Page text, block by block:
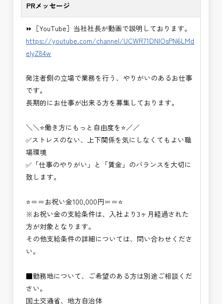
・施工体制調査員
・建設プロジェクト・マネジメント業務
※応募書類等の送付方法につきましては、基本的に
Ｅメールで送付
頂きたいと思います。
PRメッセージ
⏩［YouTube］当社社長が動画で説明しております。
https://youtube.com/channel/UCWR71DNlOsPN6LMd
eIyZ84w
発注者側の立場で業務を行う、やりがいのあるお仕事
です。
長期的にお仕事が出来る方を募集しております。
＼＼⭐働き方にもっと自由度を⭐／／
✅ストレスのない、上下関係を気にしなくてもよい職
場環境
✅「仕事のやりがい」と「賃金」のバランスを大切に
致します。
⭐＝＝お祝い金100,000円＝＝⭐
※お祝い金の支給条件は、入社より3ヶ月経過された
方が対象となります。
その他支給条件の詳細については、問い合わせくださ
い。
■勤務地について、ご希望のある方は別途ご相談くだ
さい。
国土交通省、地方自治体